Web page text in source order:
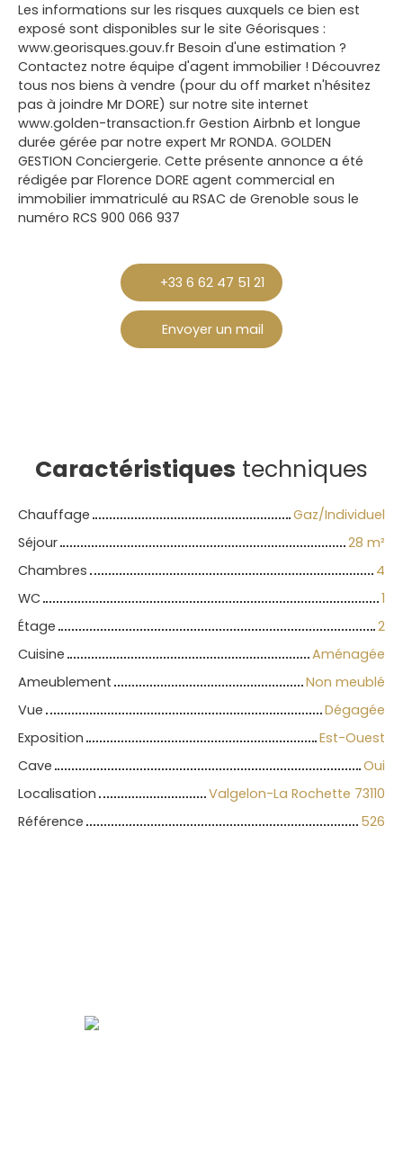
Les informations sur les risques auxquels ce bien est
exposé sont disponibles sur le site Géorisques :
www.georisques.gouv.fr Besoin d'une estimation ?
Contactez notre équipe d'agent immobilier ! Découvrez
tous nos biens à vendre (pour du off market n'hésitez
pas à joindre Mr DORE) sur notre site internet
www.golden-transaction.fr Gestion Airbnb et longue
durée gérée par notre expert Mr RONDA. GOLDEN
GESTION Conciergerie. Cette présente annonce a été
rédigée par Florence DORE agent commercial en
immobilier immatriculé au RSAC de Grenoble sous le
numéro RCS 900 066 937
+33 6 62 47 51 21
Envoyer un mail
Caractéristiques techniques
Chauffage
Gaz/Individuel
Séjour
28 m²
Chambres
4
WC
1
Étage
2
Cuisine
Aménagée
Ameublement
Non meublé
Vue
Dégagée
Exposition
Est-Ouest
Cave
Oui
Localisation
Valgelon-La Rochette 73110
Référence
526